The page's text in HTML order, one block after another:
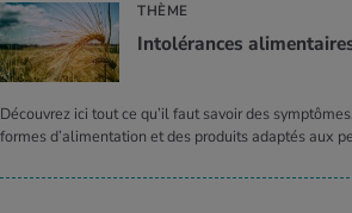
THÈME
Intolérances
Découvrez ici tout ce qu’il faut savoir des
formes d’alimentation et des produits adaptés aux